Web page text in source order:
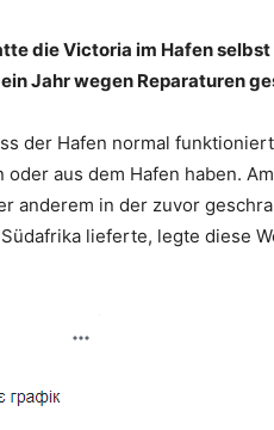
die Victoria im Hafen
Jahr wegen Reparaturen
der Hafen normal
aus dem Hafen haben.
anderem in der zuvor
lieferte, legte diese